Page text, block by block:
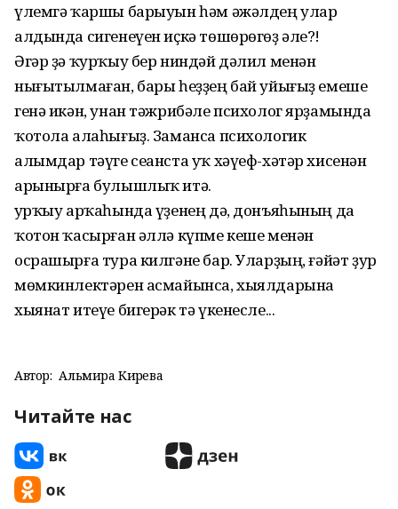
үлемгә ҡаршы барыуын һәм әжәлдең улар
алдында сигенеүен иҫкә төшөрөгөҙ әле?!
Әгәр ҙә ҡурҡыу бер ниндәй дәлил менән
нығытылмаған, бары һеҙҙең бай уйығыҙ емеше
генә икән, унан тәжрибәле психолог ярҙамында
ҡотола алаһығыҙ. Заманса психологик
алымдар тәүге сеанста уҡ хәүеф-хәтәр хисенән
арынырға булышлыҡ итә.
Ҡурҡыу арҡаһында үҙенең дә, донъяһының да
ҡотон ҡасырған әллә күпме кеше менән
осрашырға тура килгәне бар. Уларҙың, ғәйәт ҙур
мөмкинлектәрен асмайынса, хыялдарына
хыянат итеүе бигерәк тә үкенесле...
Автор: Альмира Кирәева
Читайте нас